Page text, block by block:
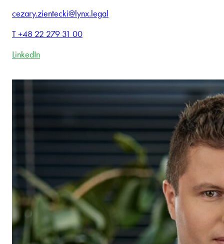
cezary.zientecki@lynx.legal
T +48 22 279 31 00
LinkedIn